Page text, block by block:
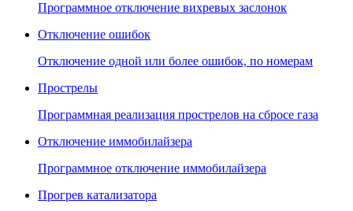
Программное отключение вихревых заслонок
Отключение ошибок
Отключение одной или более ошибок, по номерам
Прострелы
Программная реализация прострелов на сбросе газа
Отключение иммобилайзера
Программное отключение иммобилайзера
Прогрев катализатора